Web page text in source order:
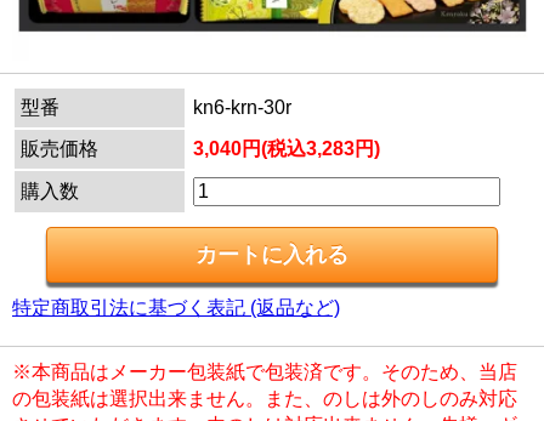
型番
kn6-krn-30r
販売価格
3,040円(税込3,283円)
購入数
特定商取引法に基づく表記 (返品など)
※本商品はメーカー包装紙で包装済です。そのため、当店
の包装紙は選択出来ません。また、のしは外のしのみ対応